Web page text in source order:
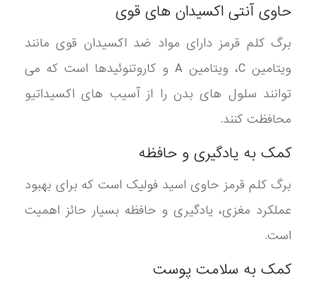
حاوی آنتی اکسیدان های قوی
برگ کلم قرمز دارای مواد ضد اکسیدان قوی مانند
ویتامین C، ویتامین A و کاروتنوئیدها است که می
توانند سلول های بدن را از آسیب های اکسیداتیو
محافظت کنند.
کمک به یادگیری و حافظه
برگ کلم قرمز حاوی اسید فولیک است که برای بهبود
عملکرد مغزی، یادگیری و حافظه بسیار حائز اهمیت
است.
کمک به سلامت پوست